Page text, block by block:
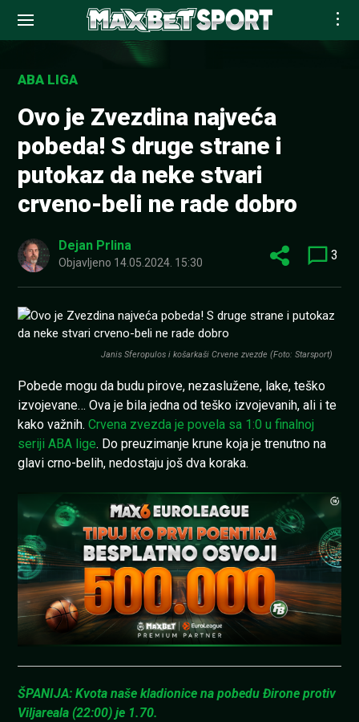
content
ABA LIGA
Ovo je Zvezdina najveća
pobeda! S druge strane i
putokaz da neke stvari
crveno-beli ne rade dobro
Dejan Prlina
Objavljeno 14.05.2024. 15:30 3
Janis Sferopulos i košarkaši Crvene zvezde (Foto: Starsport)
Pobede mogu da budu pirove, nezaslužene, lake, teško
izvojevane… Ova je bila jedna od teško izvojevanih, ali i te
kako važnih. Crvena zvezda je povela sa 1:0 u finalnoj
seriji ABA lige. Do preuzimanje krune koja je trenutno na
glavi crno-belih, nedostaju još dva koraka.
ŠPANIJA: Kvota naše kladionice na pobedu Đirone protiv
Viljareala (22:00) je 1.70.